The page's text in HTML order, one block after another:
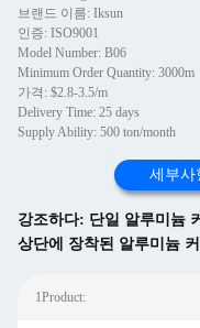
브랜드 이름: Iksun
인증: ISO9001
Model Number: B06
Minimum Order Quantity: 3000m
가격: $2.8-3.5/m
Delivery Time: 25 days
Supply Ability: 500 ton/month
세부사
강조하다: 단일 알루미늄
상단에 장착된 알루미늄
1Product: